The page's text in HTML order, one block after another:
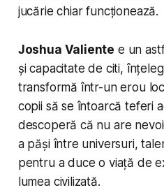
jucărie chiar funcționează.
Joshua Valiente e un
și capacitate de citi,
transformă într-un erou
copii să se întoarcă teferi
descoperă că nu are
a păși între universuri,
pentru a duce o viață de
lumea civilizată.